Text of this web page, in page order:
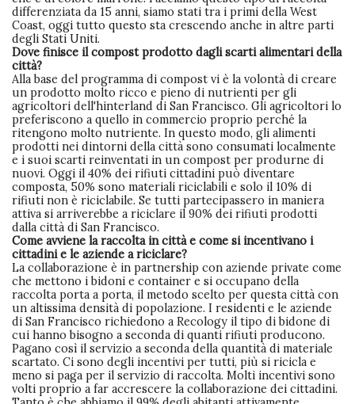
differenziata da 15 anni, siamo stati tra i primi della West
Coast, oggi tutto questo sta crescendo anche in altre parti
degli Stati Uniti.
Dove finisce il compost prodotto dagli scarti alimentari della
città?
Alla base del programma di compost vi è la volontà di creare
un prodotto molto ricco e pieno di nutrienti per gli
agricoltori dell'hinterland di San Francisco. Gli agricoltori lo
preferiscono a quello in commercio proprio perché la
ritengono molto nutriente. In questo modo, gli alimenti
prodotti nei dintorni della città sono consumati localmente
e i suoi scarti reinventati in un compost per produrne di
nuovi. Oggi il 40% dei rifiuti cittadini può diventare
composta, 50% sono materiali riciclabili e solo il 10% di
rifiuti non è riciclabile. Se tutti partecipassero in maniera
attiva si arriverebbe a riciclare il 90% dei rifiuti prodotti
dalla città di San Francisco.
Come avviene la raccolta in città e come si incentivano i
cittadini e le aziende a riciclare?
La collaborazione è in partnership con aziende private come
che mettono i bidoni e container e si occupano della
raccolta porta a porta, il metodo scelto per questa città con
un altissima densità di popolazione. I residenti e le aziende
di San Francisco richiedono a Recology il tipo di bidone di
cui hanno bisogno a seconda di quanti rifiuti producono.
Pagano così il servizio a seconda della quantità di materiale
scartato. Ci sono degli incentivi per tutti, più si ricicla e
meno si paga per il servizio di raccolta. Molti incentivi sono
volti proprio a far accrescere la collaborazione dei cittadini.